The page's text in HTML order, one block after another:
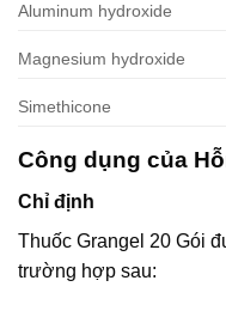
Aluminum hydroxide
Magnesium hydroxide
Simethicone
Công dụng của
Chỉ định
Thuốc Grangel 20 Gói
trường hợp sau: